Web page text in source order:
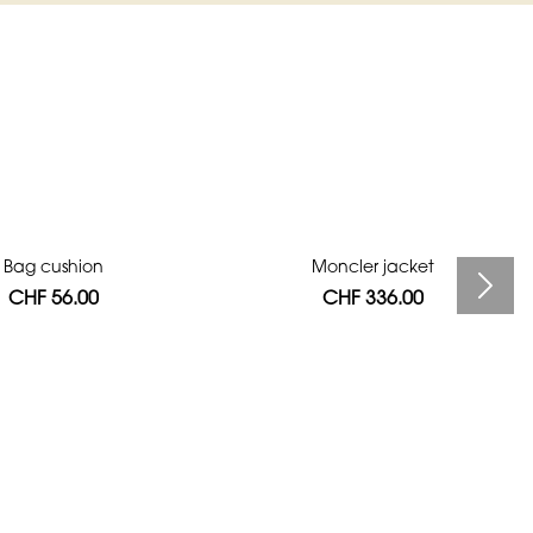
Bag cushion
CHF 56.00
Moncler jacket
CHF 336.00